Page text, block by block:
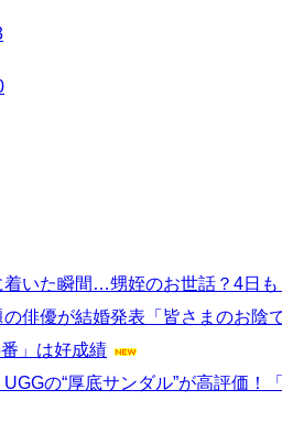
いた瞬間…甥姪のお世話？4日も
の俳優が結婚発表「皆さまのお陰
」は好成績
の“厚底サンダル”が高評価！